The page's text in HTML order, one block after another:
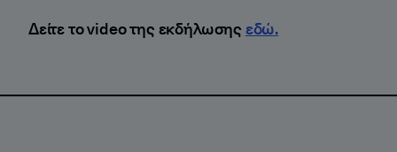
Δείτε το video της εκδήλωσηςεδώ.